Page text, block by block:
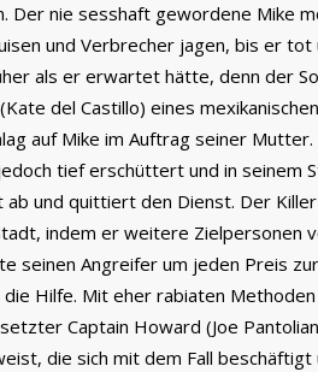
Der nie sesshaft gewordene Mike
und Verbrecher jagen, bis er
als er erwartet hätte, denn der
del Castillo) eines
auf Mike im Auftrag seiner
tief erschüttert und in seinem
ab und quittiert den Dienst. Der
indem er weitere Zielpersonen
seinen Angreifer um jeden Preis
die Hilfe. Mit eher rabiaten
Captain Howard (Joe
die sich mit dem Fall beschäftigt